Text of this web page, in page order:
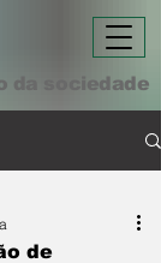
da sociedade
de